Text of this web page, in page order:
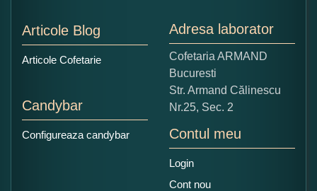
Copiati alaturi numarul din imagine:
Articole Blog
Articole Cofetarie
Candybar
Configureaza candybar
Adresa laborator
Cofetaria ARMAND
Bucuresti
Str. Armand Călinescu
Nr.25, Sec. 2
Contul meu
Login
Cont nou